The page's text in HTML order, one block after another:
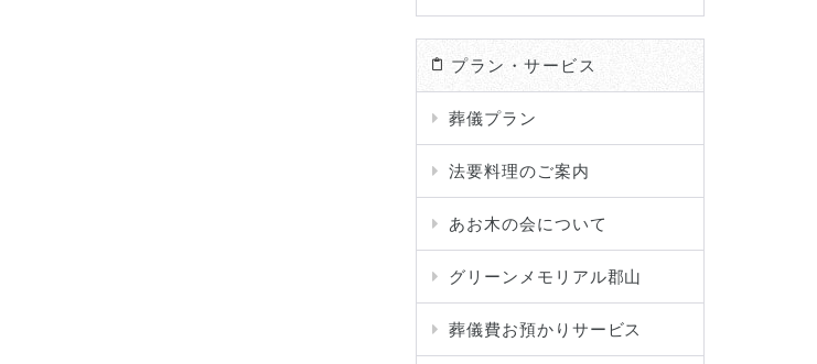
プラン・サービス
葬儀プラン
法要料理のご案内
あお木の会について
グリーンメモリアル郡山
葬儀費お預かりサービス